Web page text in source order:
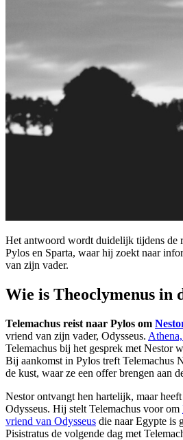
Het antwoord wordt duidelijk tijdens de
Pylos en Sparta, waar hij zoekt naar
van zijn vader.
Wie is Theoclymenus in
Telemachus reist naar Pylos om
vriend van zijn vader, Odysseus.
Telemachus bij het gesprek met Nestor
Bij aankomst in Pylos treft Telemachus
de kust, waar ze een offer brengen aan
Nestor ontvangt hen hartelijk, maar
Odysseus. Hij stelt Telemachus voor om
vriend van Odysseus die naar Egypte is
Pisistratus de volgende dag met